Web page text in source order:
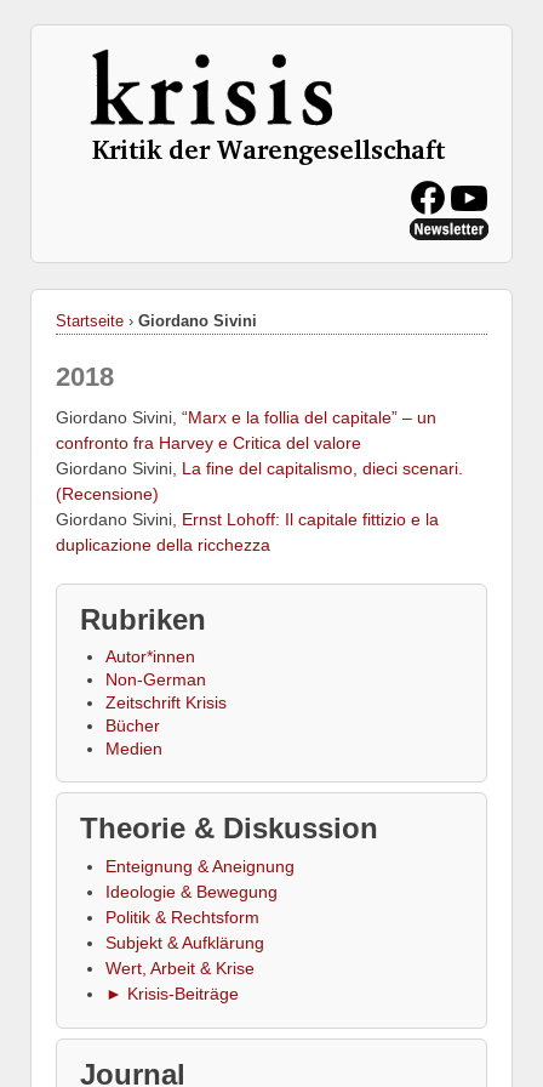
Startseite › Giordano Sivini
2018
Giordano Sivini, “Marx e la follia del capitale” – un
confronto fra Harvey e Critica del valore
Giordano Sivini, La fine del capitalismo, dieci scenari.
(Recensione)
Giordano Sivini, Ernst Lohoff: Il capitale fittizio e la
duplicazione della ricchezza
Rubriken
Autor*innen
Non-German
Zeitschrift Krisis
Bücher
Medien
Theorie & Diskussion
Enteignung & Aneignung
Ideologie & Bewegung
Politik & Rechtsform
Subjekt & Aufklärung
Wert, Arbeit & Krise
► Krisis-Beiträge
Journal